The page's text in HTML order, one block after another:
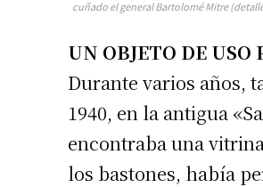
cuñado el general Bartolomé Mitre
UN OBJETO DE USO
Durante varios años,
1940, en la antigua
encontraba una
los bastones, había